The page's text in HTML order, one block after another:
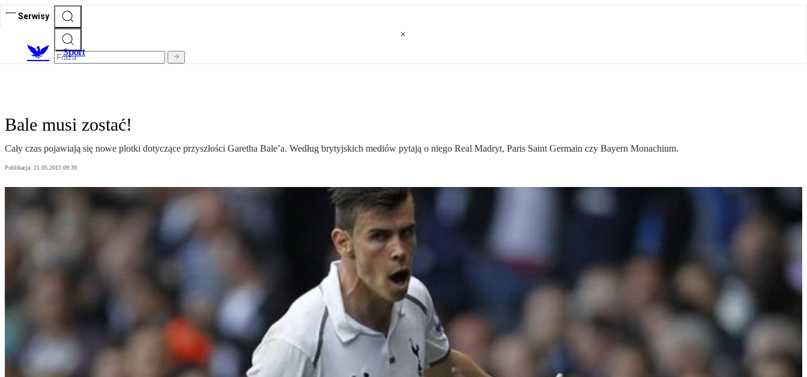
Serwisy
Sport
Bale musi zostać!
Cały czas pojawiają się nowe plotki dotyczące przyszłości Garetha Bale’a. Według brytyjskich mediów pytają o niego Real Madryt, Paris Saint Germain czy Bayern Monachium.
Publikacja: 21.05.2013 09:39